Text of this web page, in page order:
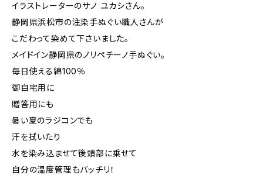
イラストレーターのサノ ユカシさん。
静岡県浜松市の注染手ぬぐい職人さんが
こだわって染めて下さいました。
メイドイン静岡県のノリペチーノ手ぬぐい。
毎日使える綿100％
御自宅用に
贈答用にも
暑い夏のラジコンでも
汗を拭いたり
水を染み込ませて後頭部に乗せて
自分の温度管理もバッチリ！